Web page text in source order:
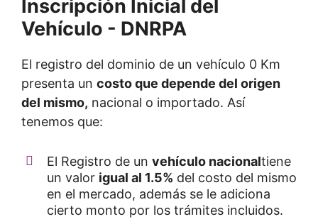
El registro del dominio de un vehículo 0 Km
presenta un costo que depende del origen
del mismo, nacional o importado. Así
tenemos que:
El Registro de un vehículo nacionaltiene
un valor igual al 1.5% del costo del mismo
en el mercado, además se le adiciona
cierto monto por los trámites incluidos.